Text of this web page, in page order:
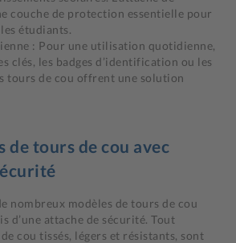
couche de protection essentielle pour
étudiants.
: Pour une utilisation quotidienne,
clés, les badges d’identification ou les
tours de cou offrent une solution
de tours de cou avec
nombreux modèles de tours de cou
d’une attache de sécurité. Tout
cou tissés, légers et résistants, sont